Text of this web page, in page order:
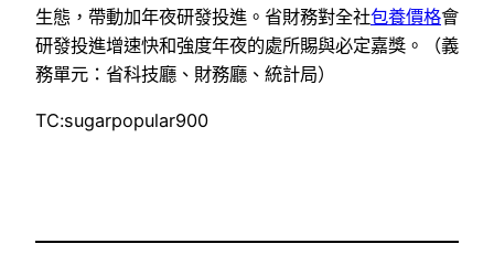
生態，帶動加年夜研發投進。省財務對全社包養價格會
研發投進增速快和強度年夜的處所賜與必定嘉獎。（義
務單元：省科技廳、財務廳、統計局）
TC:sugarpopular900